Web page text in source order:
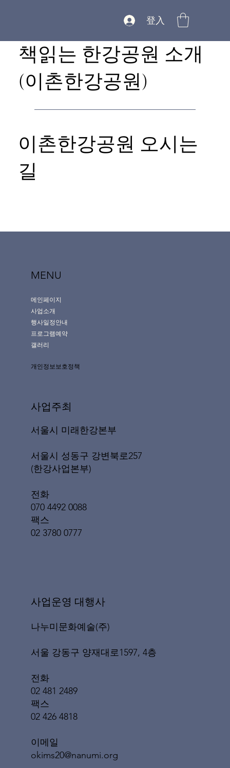
登入
책읽는 한강공원 소개
(이촌한강공원)
이촌한강공원 오시는
길
MENU
메인페이지
사업소개
행사일정안내
프로그램예약
갤러리
개인정보보호정책
사업주최
서울시 미래한강본부
서울시 성동구 강변북로257
(한강사업본부)
전화
070 4492 0088
팩스
02 3780 0777
​사업운영 대행사
나누미문화예술(주)
서울 강동구 양재대로1597, 4층
전화
02 481 2489
팩스
02 426 4818
이메일
okims20@nanumi.org